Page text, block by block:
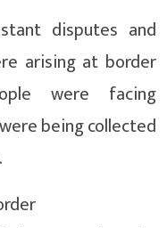
disputes and
arising at border
were facing
being collected